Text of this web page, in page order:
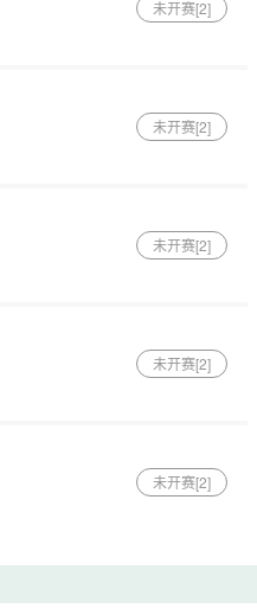
未开赛[2]
未开赛[2]
未开赛[2]
未开赛[2]
未开赛[2]